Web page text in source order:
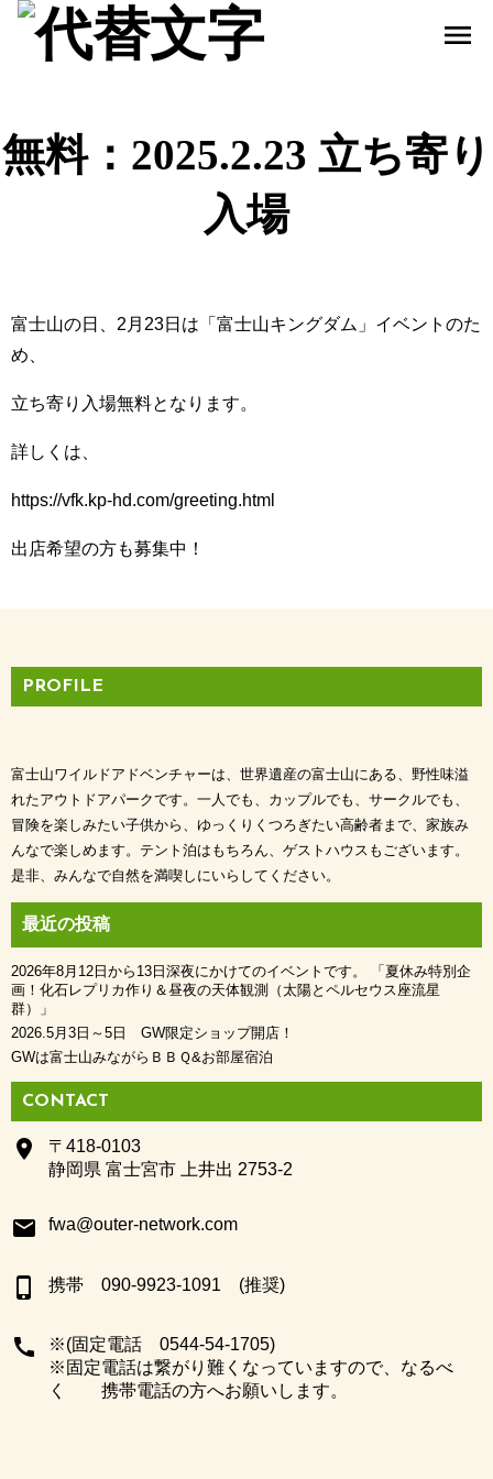
menu
無料：2025.2.23 立ち寄り
入場
富士山の日、2月23日は「富士山キングダム」イベントのた
め、
立ち寄り入場無料となります。
詳しくは、
https://vfk.kp-hd.com/greeting.html
出店希望の方も募集中！
PROFILE
富士山ワイルドアドベンチャーは、世界遺産の富士山にある、野性味溢
れたアウトドアパークです。一人でも、カップルでも、サークルでも、
冒険を楽しみたい子供から、ゆっくりくつろぎたい高齢者まで、家族み
んなで楽しめます。テント泊はもちろん、ゲストハウスもございます。
是非、みんなで自然を満喫しにいらしてください。
最近の投稿
2026年8月12日から13日深夜にかけてのイベントです。 「夏休み特別企
画！化石レプリカ作り＆昼夜の天体観測（太陽とペルセウス座流星
群）」
2026.5月3日～5日 GW限定ショップ開店！
GWは富士山みながらＢＢＱ&お部屋宿泊
CONTACT
place
〒418-0103
静岡県 富士宮市 上井出 2753-2
email fwa@outer-network.com
phone_iphone 携帯 090-9923-1091 (推奨)
call
※(固定電話 0544-54-1705)
※固定電話は繋がり難くなっていますので、なるべ
く 携帯電話の方へお願いします。